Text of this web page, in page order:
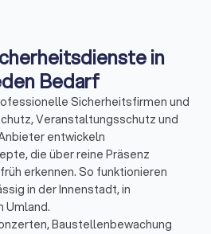
in
Bedarf
Sicherheitsfirmen und
Veranstaltungsschutz und
entwickeln
die über reine Präsenz
erkennen. So funktionieren
in der Innenstadt, in
Umland.
Baustellenbewachung